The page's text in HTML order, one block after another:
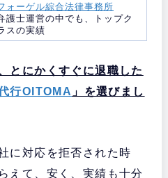
ォーゲル綜合法律事務所
護士運営の中でも、トップク
スの実績
とにかくすぐに退職した
行OITOMA 」を選びまし
に対応を拒否された時
えて、安く、実績も十分